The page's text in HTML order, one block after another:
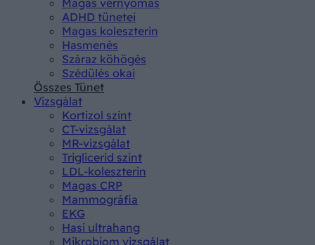
ADHD tünetei
Magas koleszterin
Hasmenés
Száraz köhögés
Szédülés okai
Összes Tünet
Vizsgálat
Kortizol szint
CT-vizsgálat
MR-vizsgálat
Triglicerid szint
LDL-koleszterin
Magas CRP
Mammográfia
EKG
Hasi ultrahang
Mikrobiom vizsgálat